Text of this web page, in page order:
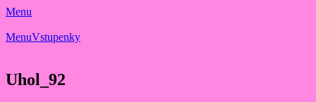
Menu
MenuVstupenky
Uhol_92